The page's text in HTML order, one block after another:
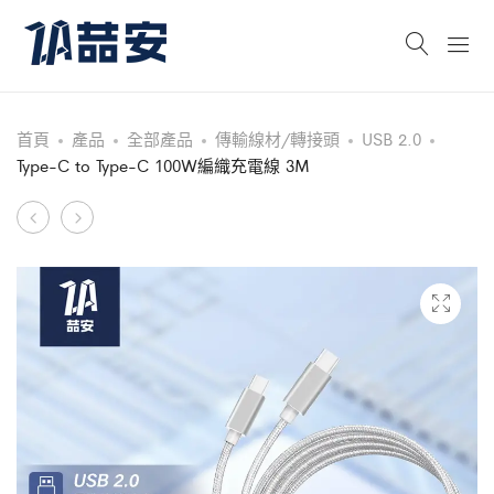
首頁 產品 全部產品 傳輸線材/轉接頭
USB 2.0
Type-C to Type-C 100W編織充電線 3M
Product
navigation
防
高
清
鋼
化
螢
防
鋼
化
玻
璃
手